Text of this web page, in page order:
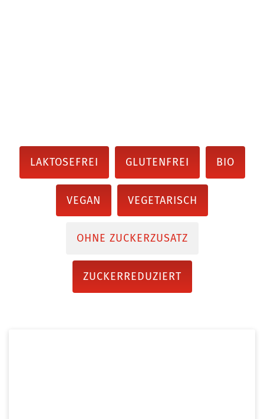
LAKTOSEFREI GLUTENFREI BIO
VEGAN VEGETARISCH
OHNE ZUCKERZUSATZ
ZUCKERREDUZIERT